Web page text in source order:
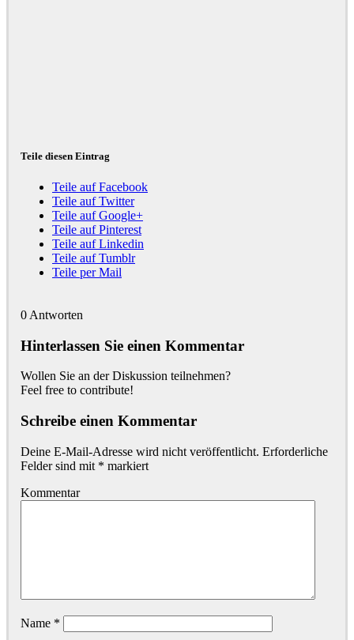
Teile diesen Eintrag
Teile auf Facebook
Teile auf Twitter
Teile auf Google+
Teile auf Pinterest
Teile auf Linkedin
Teile auf Tumblr
Teile per Mail
0 Antworten
Hinterlassen Sie einen Kommentar
Wollen Sie an der Diskussion teilnehmen?
Feel free to contribute!
Schreibe einen Kommentar
Deine E-Mail-Adresse wird nicht veröffentlicht. Erforderliche
Felder sind mit * markiert
Kommentar
Name *